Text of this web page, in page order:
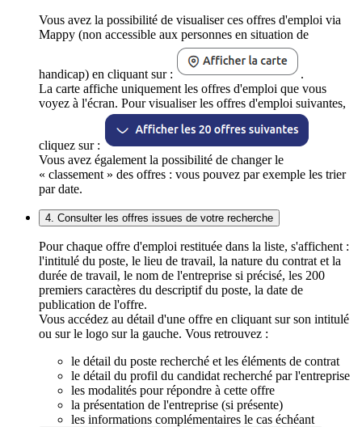
Vous avez la possibilité de visualiser ces offres d'emploi via
Mappy (non accessible aux personnes en situation de
handicap) en cliquant sur :
.
La carte affiche uniquement les offres d'emploi que vous
voyez à l'écran. Pour visualiser les offres d'emploi suivantes,
cliquez sur :
Vous avez également la possibilité de changer le
« classement » des offres : vous pouvez par exemple les trier
par date.
4. Consulter les offres issues de votre recherche
Pour chaque offre d'emploi restituée dans la liste, s'affichent :
l'intitulé du poste, le lieu de travail, la nature du contrat et la
durée de travail, le nom de l'entreprise si précisé, les 200
premiers caractères du descriptif du poste, la date de
publication de l'offre.
Vous accédez au détail d'une offre en cliquant sur son intitulé
ou sur le logo sur la gauche. Vous retrouvez :
le détail du poste recherché et les éléments de contrat
le détail du profil du candidat recherché par l'entreprise
les modalités pour répondre à cette offre
la présentation de l'entreprise (si présente)
les informations complémentaires le cas échéant